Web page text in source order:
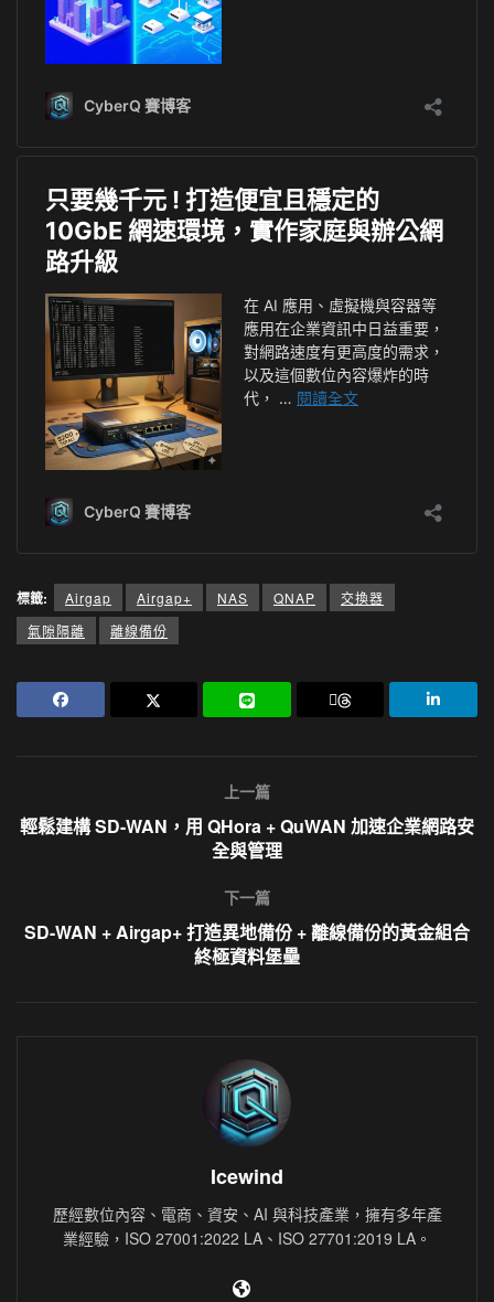
標籤: Airgap Airgap+ NAS QNAP
交換器
氣隙隔離
離線備份
上一篇
輕鬆建構 SD-WAN，用 QHora + QuWAN 加速企業網路安
全與管理
下一篇
SD-WAN + Airgap+ 打造異地備份 + 離線備份的黃金組合
終極資料堡壘
Icewind
歷經數位內容、電商、資安、AI 與科技產業，擁有多年產
業經驗，ISO 27001:2022 LA、ISO 27701:2019 LA。